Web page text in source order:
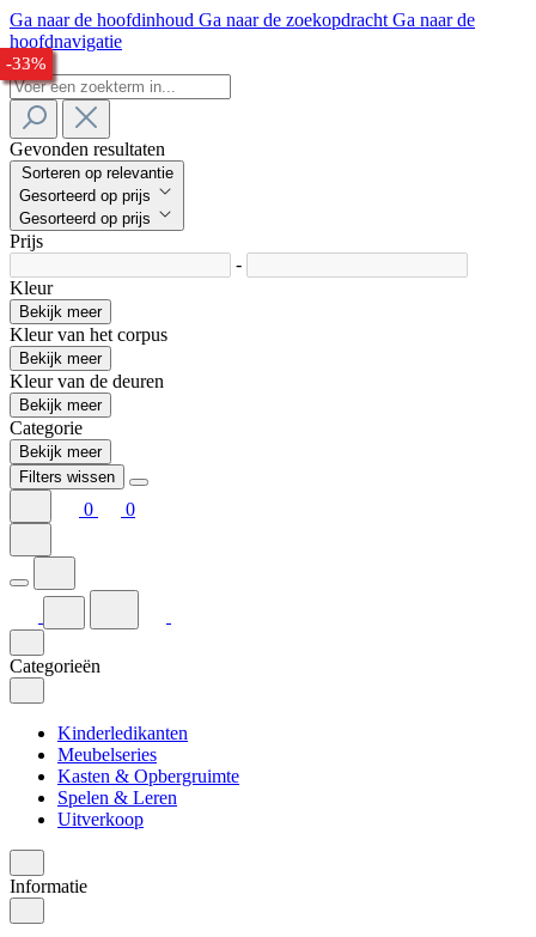
Ga naar de hoofdinhoud Ga naar de zoekopdracht Ga naar de
hoofdnavigatie
Gevonden resultaten
Sorteren op relevantie
Gesorteerd op prijs
Gesorteerd op prijs
Prijs
-
Kleur
Bekijk meer
Kleur van het corpus
Bekijk meer
Kleur van de deuren
Bekijk meer
Categorie
Bekijk meer
Filters wissen
0 0
Categorieën
Kinderledikanten
Meubelseries
Kasten & Opbergruimte
Spelen & Leren
Uitverkoop
Informatie
-28%
-24%
-27%
-30%
-27%
-32%
-33%